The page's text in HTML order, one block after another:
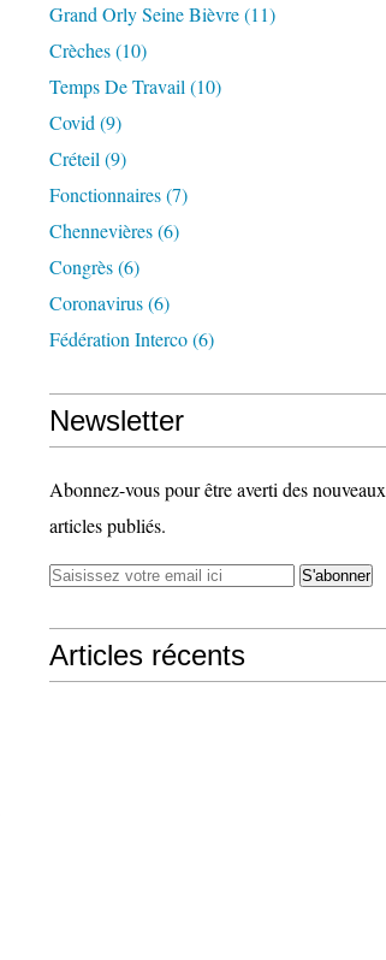
Grand Orly Seine Bièvre(11)
Crèches(10)
Temps De Travail (10)
Covid (9)
Créteil (9)
Fonctionnaires(7)
Chennevières(6)
Congrès(6)
Coronavirus(6)
Fédération Interco(6)
Newsletter
Abonnez-vous pour être averti des nouveaux
articles publiés.
Articles récents